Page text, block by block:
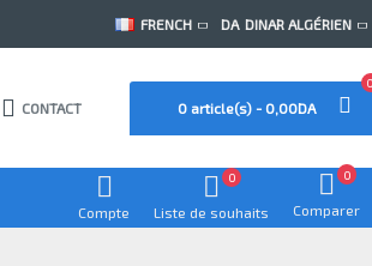
FRENCH DA DINAR ALGÉRIEN
CONTACT 0 article(s) - 0,00DA
Compte Liste de souhaits
0
Comparer
0